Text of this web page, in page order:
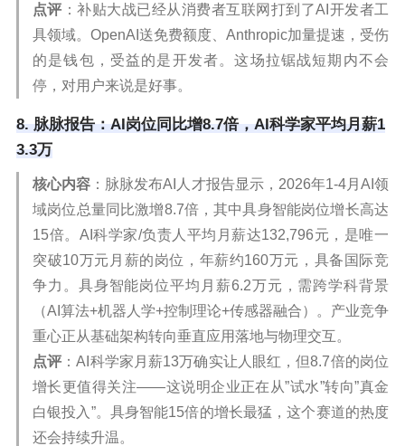
点评 ：补贴大战已经从消费者互联网打到了AI开发者工
具领域。OpenAI送免费额度、Anthropic加量提速，受伤
的是钱包，受益的是开发者。这场拉锯战短期内不会
停，对用户来说是好事。
8. 脉脉报告：AI岗位同比增8.7倍，AI科学家平均月薪1
3.3万
核心内容 ：脉脉发布AI人才报告显示，2026年1-4月AI领
域岗位总量同比激增8.7倍，其中具身智能岗位增长高达
15倍。AI科学家/负责人平均月薪达132,796元，是唯一
突破10万元月薪的岗位，年薪约160万元，具备国际竞
争力。具身智能岗位平均月薪6.2万元，需跨学科背景
（AI算法+机器人学+控制理论+传感器融合）。产业竞争
重心正从基础架构转向垂直应用落地与物理交互。
点评 ：AI科学家月薪13万确实让人眼红，但8.7倍的岗位
增长更值得关注——这说明企业正在从”试水”转向”真金
白银投入”。具身智能15倍的增长最猛，这个赛道的热度
还会持续升温。